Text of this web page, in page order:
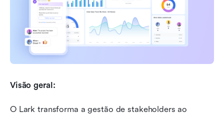
Visão geral:
O Lark transforma a gestão de stakeholders ao